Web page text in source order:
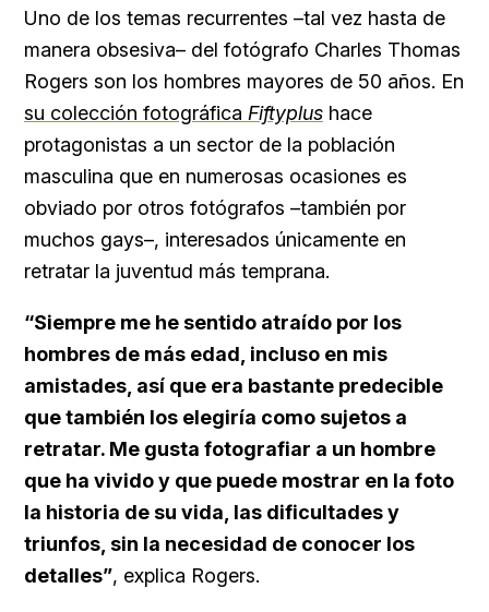
Uno de los temas recurrentes –tal vez hasta de
manera obsesiva– del fotógrafo Charles Thomas
Rogers son los hombres mayores de 50 años. En
su colección fotográfica Fiftyplus hace
protagonistas a un sector de la población
masculina que en numerosas ocasiones es
obviado por otros fotógrafos –también por
muchos gays–, interesados únicamente en
retratar la juventud más temprana.
“Siempre me he sentido atraído por los
hombres de más edad, incluso en mis
amistades, así que era bastante predecible
que también los elegiría como sujetos a
retratar. Me gusta fotografiar a un hombre
que ha vivido y que puede mostrar en la foto
la historia de su vida, las dificultades y
triunfos, sin la necesidad de conocer los
detalles”, explica Rogers.